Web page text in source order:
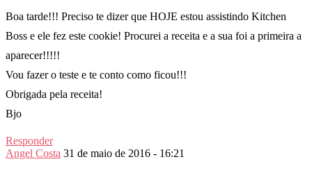
Boa tarde!!! Preciso te dizer que HOJE estou assistindo Kitchen
Boss e ele fez este cookie! Procurei a receita e a sua foi a primeira a
aparecer!!!!!
Vou fazer o teste e te conto como ficou!!!
Obrigada pela receita!
Bjo
Responder
Angel Costa 31 de maio de 2016 - 16:21